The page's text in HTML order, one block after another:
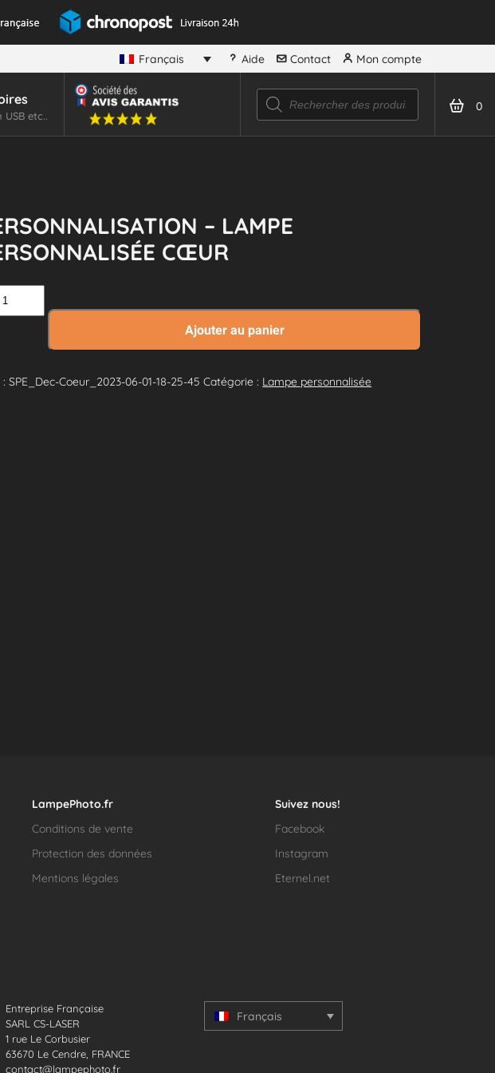
Français Aide Contact Mon compte
etc..
Recherche
de
produits
0
– LAMPE
CŒUR
Ajouter au panier
:SPE_Dec-Coeur_2023-06-01-18-25-45 Catégorie : Lampe personnalisée
LampePhoto.fr
Conditions de vente
Protection des données
Mentions légales
Suivez nous!
Facebook
Instagram
Eternel.net
Entreprise Française
SARL CS-LASER
1 rue Le Corbusier
63670 Le Cendre, FRANCE
contact@lampephoto.fr
Français